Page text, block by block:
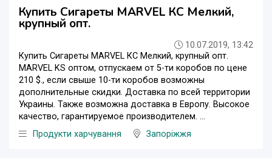
Купить Сигареты MARVEL КС Мелкий,
крупный опт.
10.07.2019, 13:42
Купить Сигареты MARVEL КС Мелкий, крупный опт.
MARVEL KS оптом, отпускаем от 5-ти коробов по цене
210 $., если свыше 10-ти коробов возможны
дополнительные скидки. Доставка по всей территории
Украины. Также возможна доставка в Европу. Высокое
качество, гарантируемое производителем. ...
Продукти харчування
Запоріжжя